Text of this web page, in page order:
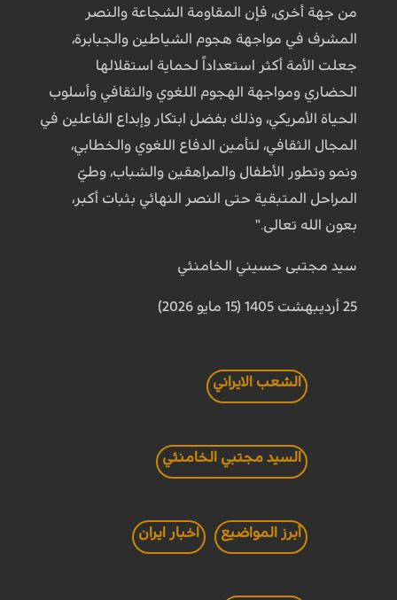
من جهة أخرى، فإن المقاومة الشجاعة والنصر
المشرف في مواجهة هجوم الشياطين والجبابرة،
جعلت الأمة أكثر استعداداً لحماية استقلالها
الحضاري ومواجهة الهجوم اللغوي والثقافي وأسلوب
الحياة الأمريكي، وذلك بفضل ابتكار وإبداع الفاعلين في
المجال الثقافي، لتأمين الدفاع اللغوي والخطابي،
ونمو وتطور الأطفال والمراهقين والشباب، وطيّ
المراحل المتبقية حتى النصر النهائي بثبات أكبر،
بعون الله تعالى."
سيد مجتبى حسيني الخامنئي
25 أرديبهشت 1405 (15 مايو 2026)
الشعب الايراني
السيد مجتبي الخامنئي
أبرز المواضيع اخبار ايران